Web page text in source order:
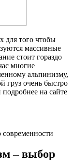
для того чтобы
массивные
стоит гораздо
многие
альпинизму,
груз очень быстро
на сайте
– выбор